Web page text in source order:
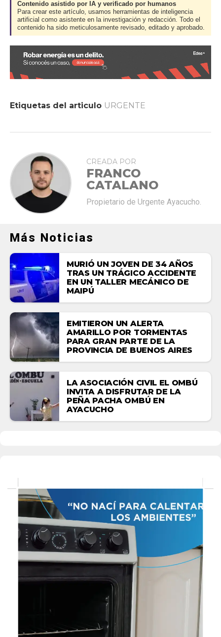
Contenido asistido por IA y verificado por humanos
Para crear este artículo, usamos herramientas de inteligencia
artificial como asistente en la investigación y redacción. Todo el
contenido ha sido meticulosamente revisado, editado y aprobado.
Etiquetas del articulo URGENTE
CREADA POR
FRANCO
CATALANO
Propietario de Urgente Ayacucho.
Más Noticias
MURIÓ UN JOVEN DE 34 AÑOS
TRAS UN TRÁGICO ACCIDENTE
EN UN TALLER MECÁNICO DE
MAIPÚ
EMITIERON UN ALERTA
AMARILLO POR TORMENTAS
PARA GRAN PARTE DE LA
PROVINCIA DE BUENOS AIRES
LA ASOCIACIÓN CIVIL EL OMBÚ
INVITA A DISFRUTAR DE LA
PEÑA PACHA OMBÚ EN
AYACUCHO